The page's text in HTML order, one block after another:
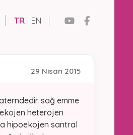
TR | EN
29 Nisan 2015
sağ emme
heterojen
hipoekojen santral